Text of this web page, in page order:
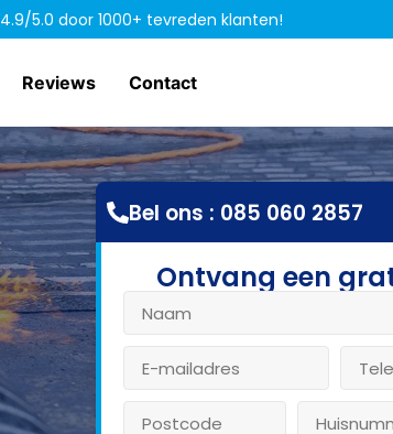
4.9/5.0 door 1000+ tevreden klanten!
Reviews Contact
Bel ons : 085 060 2857
Ontvang een